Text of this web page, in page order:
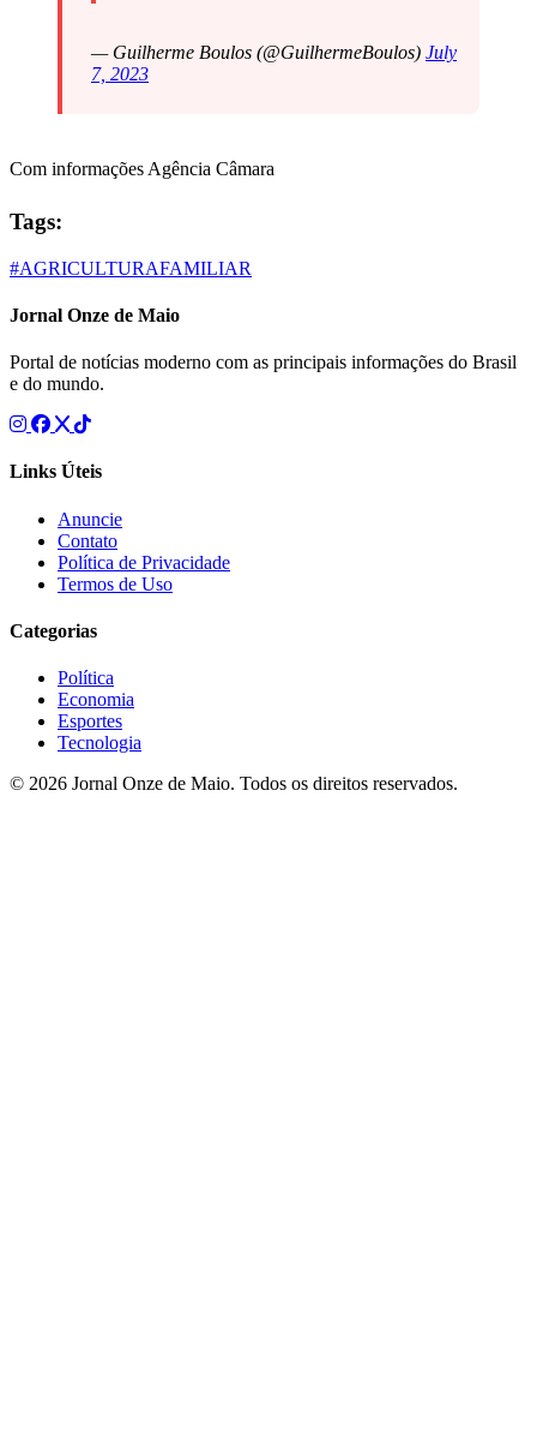
— Guilherme Boulos (@GuilhermeBoulos) July
7, 2023
Com informações Agência Câmara
Tags:
#AGRICULTURAFAMILIAR
Jornal Onze de Maio
Portal de notícias moderno com as principais informações do Brasil
e do mundo.
Links Úteis
Anuncie
Contato
Política de Privacidade
Termos de Uso
Categorias
Política
Economia
Esportes
Tecnologia
© 2026 Jornal Onze de Maio. Todos os direitos reservados.